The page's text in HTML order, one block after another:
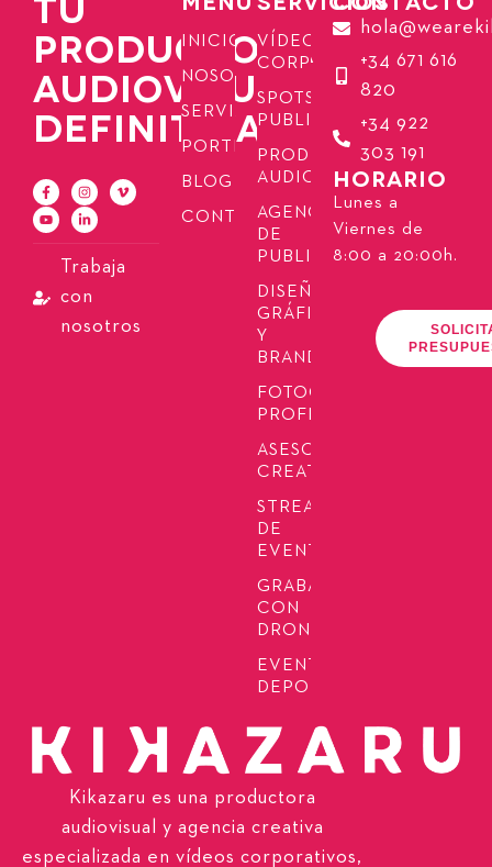
TU
PRODUCTORA
AUDIOVISUAL
DEFINITIVA
Trabaja
con
nosotros
INICIO
NOSOTROS
SERVICIOS
PORTFOLIO
BLOG
CONTACTO
VÍDEOS
CORPORATIVOS
SPOTS
PUBLICITARIOS
PRODUCCIÓN
AUDIOVISUAL
AGENCIA
DE
PUBLICIDAD
DISEÑO
GRÁFICO
Y
BRANDING
FOTOGRAFÍA
PROFESIONAL
ASESORÍA
CREATIVA
STREAMING
DE
EVENTOS
GRABACIÓN
CON
DRONES
EVENTOS
DEPORTIVOS
+34 671 616
820
+34 922
303 191
HORARIO
Lunes a
Viernes de
8:00 a 20:00h.
Kikazaru es una productora
audiovisual y agencia creativa
especializada en vídeos corporativos,